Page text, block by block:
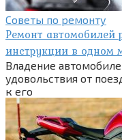
Советы по ремонту
Ремонт
инструкции в одном
Владение
удовольствия от
к его